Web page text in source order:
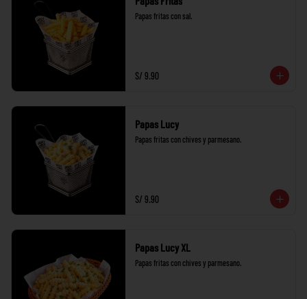
Papas fritas con sal.
S/ 9.90
Papas Lucy
Papas fritas con chives y parmesano.
S/ 9.90
Papas Lucy XL
Papas fritas con chives y parmesano.